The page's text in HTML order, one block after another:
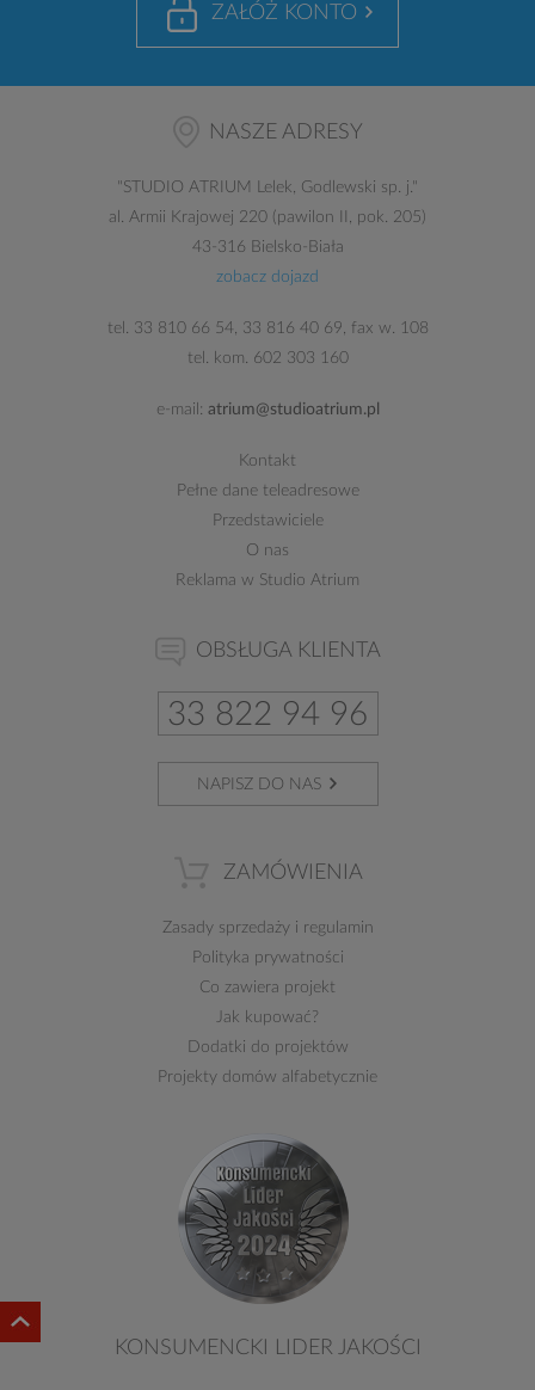
ZAŁÓŻ KONTO
NASZE ADRESY
"STUDIO ATRIUM
Lelek, Godlewski sp. j."
al. Armii Krajowej 220 (pawilon II, pok. 205)
43-316 Bielsko-Biała
zobacz dojazd
tel. 33 810 66 54 33 816 40 69 , fax w. 108
tel. kom.
602 303 160
e-mail: atrium@studioatrium.pl
Kontakt
Pełne dane teleadresowe
Przedstawiciele
O nas
Reklama w Studio Atrium
OBSŁUGA KLIENTA
33 822 94 96
NAPISZ DO NAS
ZAMÓWIENIA
Zasady sprzedażyi regulamin
Polityka prywatności
Co zawiera projekt
Jak kupować?
Dodatki do projektów
Projekty domów alfabetycznie
KONSUMENCKI LIDER JAKOŚCI